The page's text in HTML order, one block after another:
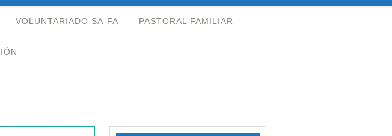
VOLUNTARIADO SA-FA PASTORAL FAMILIAR